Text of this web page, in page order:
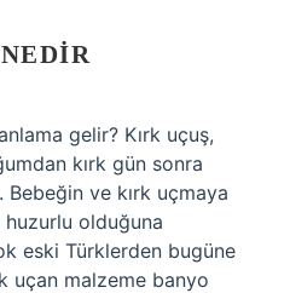
gelir? Kırk uçuş,
kırk gün sonra
Bebeğin ve kırk uçmaya
olduğuna
eski Türklerden bugüne
uçan malzeme banyo